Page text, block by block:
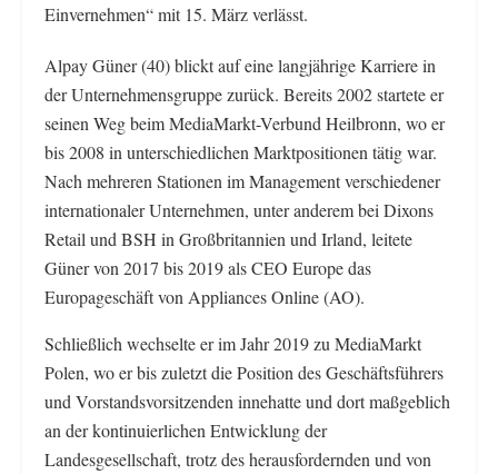
Einvernehmen“ mit 15. März verlässt.
Alpay Güner (40) blickt auf eine langjährige Karriere in
der Unternehmensgruppe zurück. Bereits 2002 startete er
seinen Weg beim MediaMarkt-Verbund Heilbronn, wo er
bis 2008 in unterschiedlichen Marktpositionen tätig war.
Nach mehreren Stationen im Management verschiedener
internationaler Unternehmen, unter anderem bei Dixons
Retail und BSH in Großbritannien und Irland, leitete
Güner von 2017 bis 2019 als CEO Europe das
Europageschäft von Appliances Online (AO).
Schließlich wechselte er im Jahr 2019 zu MediaMarkt
Polen, wo er bis zuletzt die Position des Geschäftsführers
und Vorstandsvorsitzenden innehatte und dort maßgeblich
an der kontinuierlichen Entwicklung der
Landesgesellschaft, trotz des herausfordernden und von